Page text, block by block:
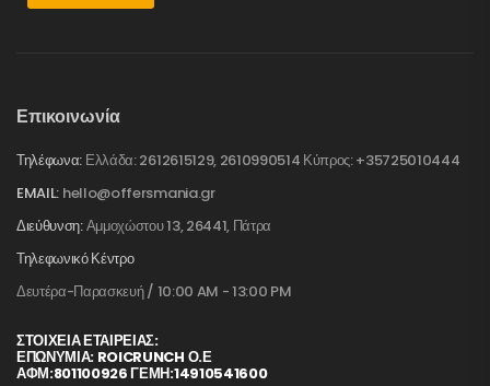
Επικοινωνία
Τηλέφωνα: Ελλάδα: 2612615129, 2610990514 Κύπρος: +35725010444
EMAIL: hello@offersmania.gr
Διεύθυνση:Αμμοχώστου 13, 26441, Πάτρα
Τηλεφωνικό Κέντρο
Δευτέρα-Παρασκευή / 10:00 AM - 13:00 PM
ΣΤΟΙΧΕΊΑ ΕΤΑΙΡΕΊΑΣ:
ΕΠΩΝΥΜΙΑ: ROICRUNCH Ο.Ε
ΑΦΜ:801100926 ΓΕΜΗ:14910541600